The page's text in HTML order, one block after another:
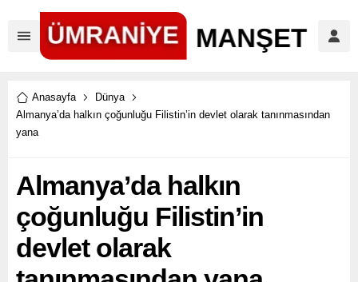
Anasayfa
Dünya
Almanya’da halkın çoğunluğu Filistin’in devlet olarak tanınmasından
yana
Almanya’da halkın
çoğunluğu Filistin’in
devlet olarak